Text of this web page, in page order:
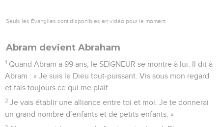
Seuls les Évangiles sont disponibles en vidéo pour le moment.
Abram devient Abraham
1 Quand Abram a 99 ans, le SEIGNEUR se montre à lui. Il dit à
Abram : « Je suis le Dieu tout-puissant. Vis sous mon regard
et fais toujours ce qui me plaît.
2 Je vais établir une alliance entre toi et moi. Je te donnerai
un grand nombre d’enfants et de petits-enfants. »